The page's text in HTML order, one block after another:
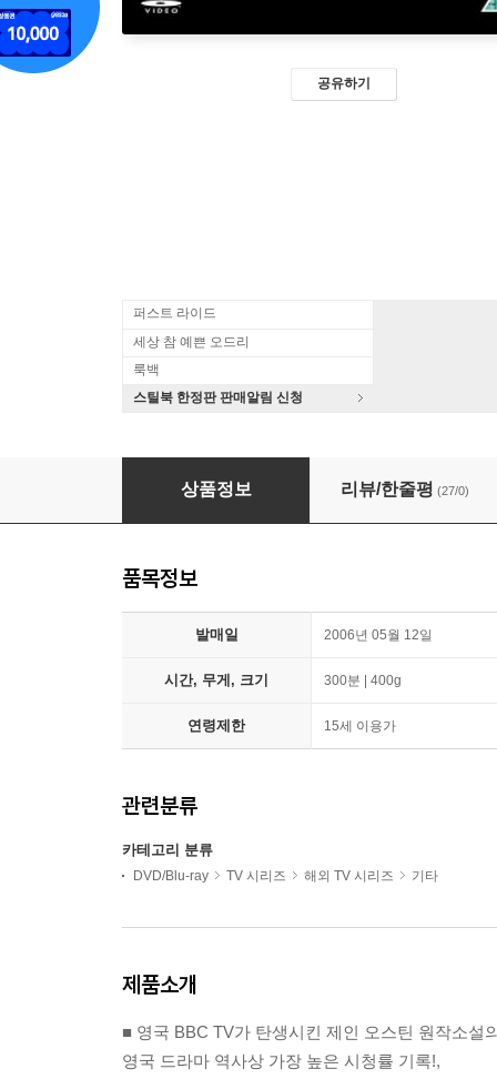
공유하기
퍼스트 라이드
세상 참 예쁜 오드리
룩백
스틸북 한정판 판매알림 신청
오만과 편견 (BBC6부작/2디스크디지팩)
상품정보 리뷰/한줄평 (27/0)
품목정보
발매일 2006년 05월 12일
시간, 무게, 크기 300분 | 400g
연령제한 15세 이용가
관련분류
카테고리 분류
DVD/Blu-ray TV 시리즈 해외 TV 시리즈 기타
제품소개
■ 영국 BBC TV가 탄생시킨 제인 오스틴 원작소설
영국 드라마 역사상 가장 높은 시청률 기록!,